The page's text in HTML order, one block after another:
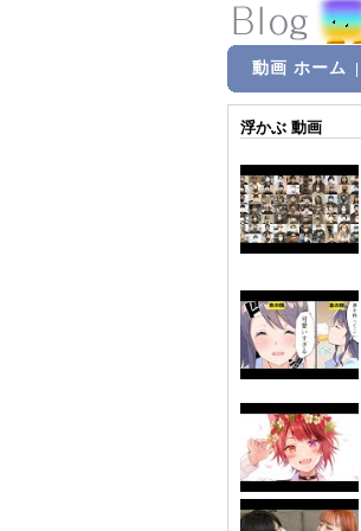
動画 ホーム
浮かぶ 動画